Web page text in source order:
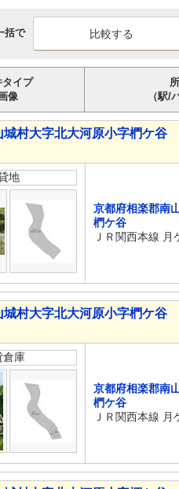
括で
タイプ
像
（駅/
村大字北大河原小字椚ケ谷
地
京都府相楽郡南
椚ケ谷
ＪＲ関西本線
村大字北大河原小字椚ケ谷
倉庫
京都府相楽郡南
椚ケ谷
ＪＲ関西本線